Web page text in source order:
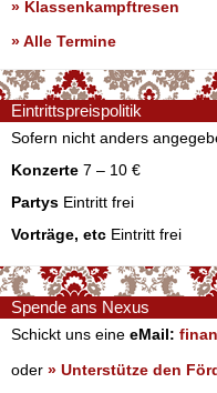
» Klassenkampftresen
» Alle Termine
Eintrittspreispolitik
Sofern nicht anders
Konzerte 7 – 10 €
Partys Eintritt frei
Vorträge, etc Eintritt frei
Spende ans Nexus
Schickt uns eine eMail:
oder » Unterstütze den